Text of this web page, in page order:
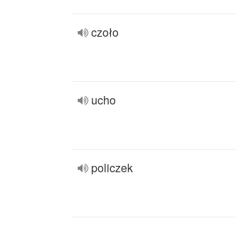
czoło
ucho
policzek